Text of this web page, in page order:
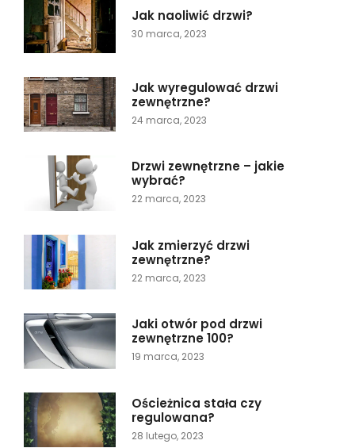
Jak naoliwić drzwi?
30 marca, 2023
Jak wyregulować drzwi
zewnętrzne?
24 marca, 2023
Drzwi zewnętrzne – jakie
wybrać?
22 marca, 2023
Jak zmierzyć drzwi
zewnętrzne?
22 marca, 2023
Jaki otwór pod drzwi
zewnętrzne 100?
19 marca, 2023
Ościeżnica stała czy
regulowana?
28 lutego, 2023